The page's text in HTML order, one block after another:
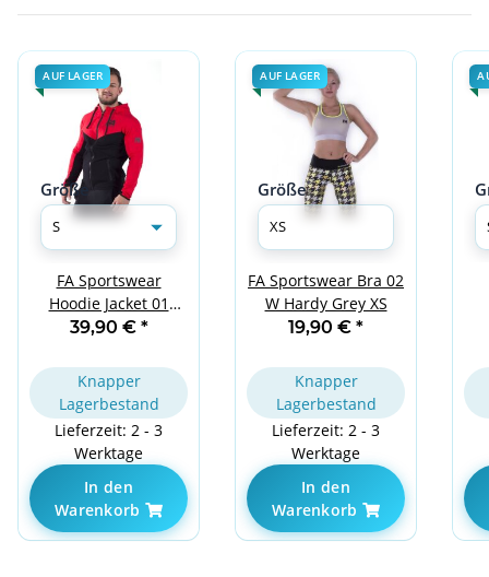
AUF LAGER
Größe
FA Sportswear
Hoodie Jacket 01
Basic Black Red S
39,90 € *
Knapper
Lagerbestand
Lieferzeit: 2 - 3
Werktage
In den
Warenkorb
AUF LAGER
Größe
FA Sportswear Bra 02
W Hardy Grey XS
19,90 € *
Knapper
Lagerbestand
Lieferzeit: 2 - 3
Werktage
In den
Warenkorb